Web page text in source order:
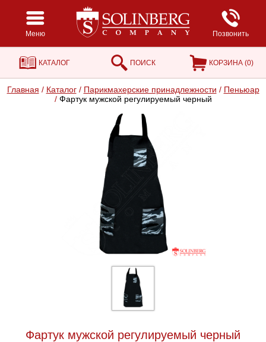
Меню Позвонить
КАТАЛОГ ПОИСК КОРЗИНА (0)
Главная / Каталог / Парикмахерские принадлежности / Пеньюар
/Фартук мужской регулируемый черный
Фартук мужской регулируемый черный